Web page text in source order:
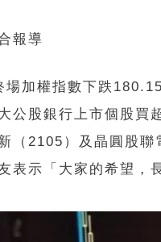
報導
場加權指數下跌
公股銀行上市個股買
（2105）及晶圓股
表示「大家的希望，